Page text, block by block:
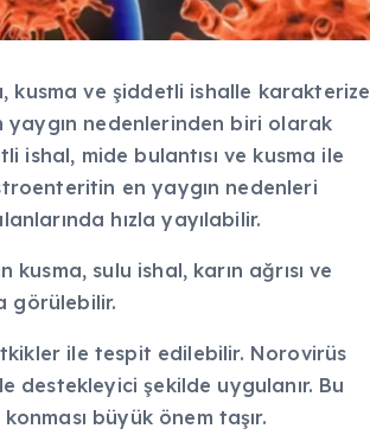
kusma ve şiddetli ishalle karakterize
yaygın nedenlerinden biri olarak
ishal, mide bulantısı ve kusma ile
en yaygın nedenleri
hızla yayılabilir.
sulu ishal, karın ağrısı ve
görülebilir.
ile tespit edilebilir. Norovirüs
destekleyici şekilde uygulanır. Bu
büyük önem taşır.